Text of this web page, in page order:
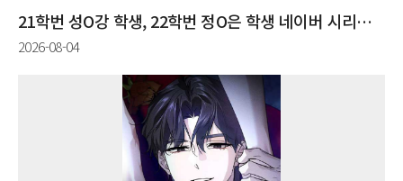
21학번 성O강 학생, 22학번 정O은 학생 네이버 시리즈 웹툰 연재
2026-08-04